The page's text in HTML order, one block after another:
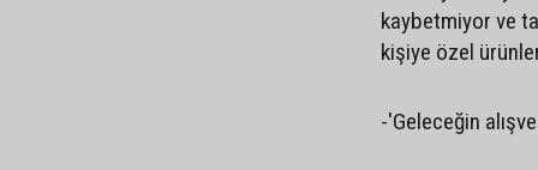
kaybetmiyor ve
kişiye özel
-'Geleceğin